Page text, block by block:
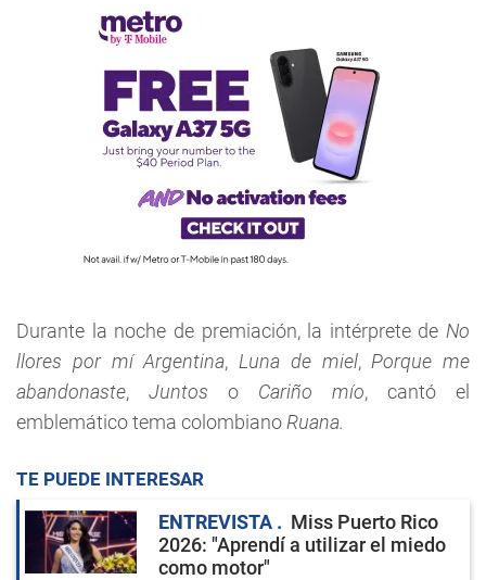
Durante la noche de premiación, la intérprete de No
llores por mí Argentina, Luna de miel, Porque me
abandonaste, Juntos o Cariño mío, cantó el
emblemático tema colombianoRuana.
TE PUEDE INTERESAR
ENTREVISTA
Miss Puerto Rico
2026: "Aprendí a utilizar el miedo
como motor"